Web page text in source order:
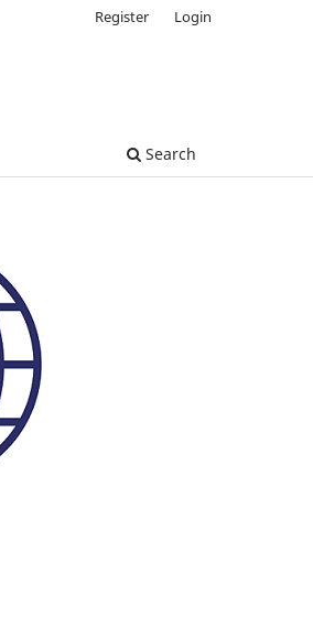
Search
Register Login